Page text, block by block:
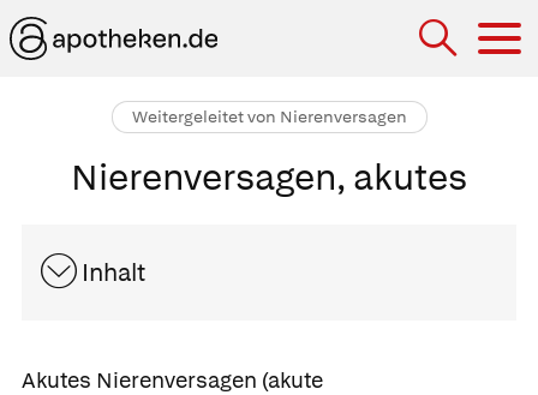
Weitergeleitet von Nierenversagen
Nierenversagen, akutes
Inhalt
Akutes Nierenversagen (akute